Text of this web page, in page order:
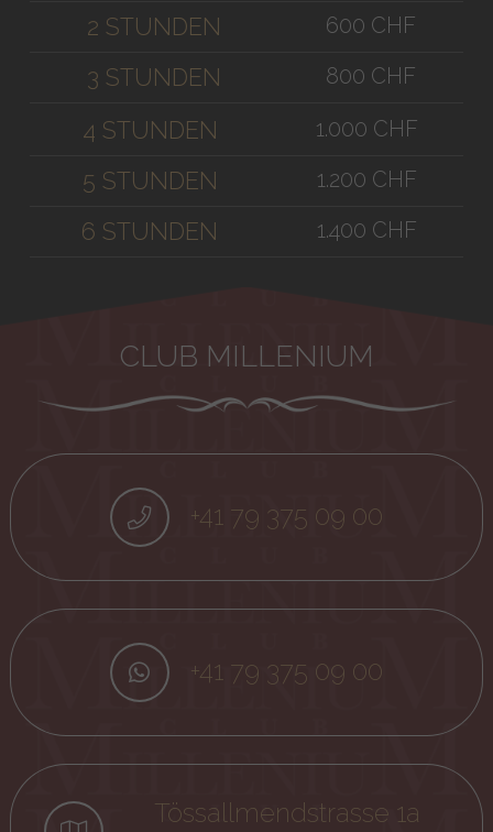
2 STUNDEN 600 CHF
3 STUNDEN 800 CHF
4 STUNDEN 1.000 CHF
5 STUNDEN 1.200 CHF
6 STUNDEN 1.400 CHF
CLUB MILLENIUM
+41 79 375 09 00
+41 79 375 09 00
Tössallmendstrasse 1a